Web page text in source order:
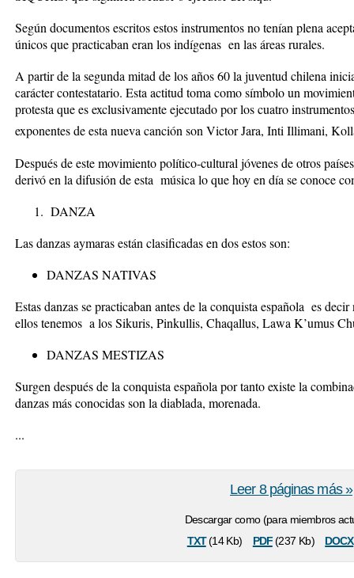
Según documentos escritos estos instrumentos no tenían plena
únicos que practicaban eran los indígenas en las áreas rurales.
A partir de la segunda mitad de los años 60 la juventud chilena
carácter contestatario. Esta actitud toma como símbolo un
protesta que es exclusivamente ejecutado por los cuatro
exponentes de esta nueva canción son Victor Jara, Inti Illimani,
Después de este movimiento político-cultural jóvenes de otros
derivó en la difusión de esta música lo que hoy en día se conoce
DANZA
Las danzas aymaras están clasificadas en dos estos son:
DANZAS NATIVAS
Estas danzas se practicaban antes de la conquista española es
ellos tenemos a los Sikuris, Pinkullis, Chaqallus, Lawa K’umus
DANZAS MESTIZAS
Surgen después de la conquista española por tanto existe la
danzas más conocidas son la diablada, morenada.
...
Descargar como (para miembros
txt(14 Kb) pdf(237 Kb) docx
Leer 8 páginas más »